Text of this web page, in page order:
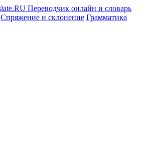
Спряжение и склонение Грамматика